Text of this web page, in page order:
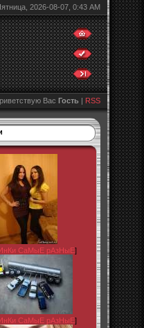
2026-08-07, 0:43 AM
Вас Гость | RSS
СаМыЕ рАзНыЕ]
СаМыЕ рАзНыЕ]